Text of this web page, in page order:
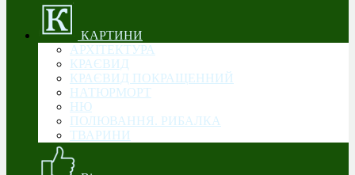
КАРТИНИ
АРХІТЕКТУРА
КРАЄВИД
КРАЄВИД ПОКРАЩЕННИЙ
НАТЮРМОРТ
НЮ
ПОЛЮВАННЯ. РИБАЛКА
ТВАРИНИ